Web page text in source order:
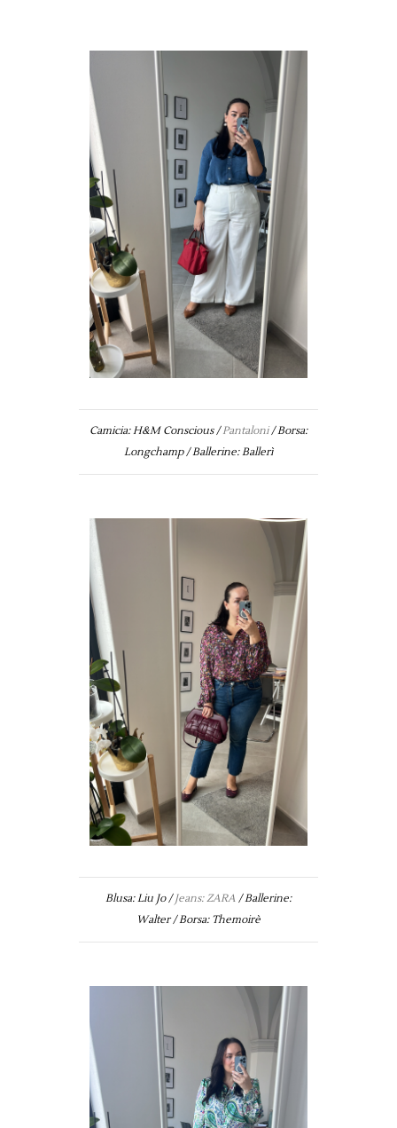
Camicia: H&M Conscious /Pantaloni/ Borsa:
Longchamp / Ballerine: Ballerì
Blusa: Liu Jo /Jeans: ZARA / Ballerine:
Walter / Borsa: Themoirè